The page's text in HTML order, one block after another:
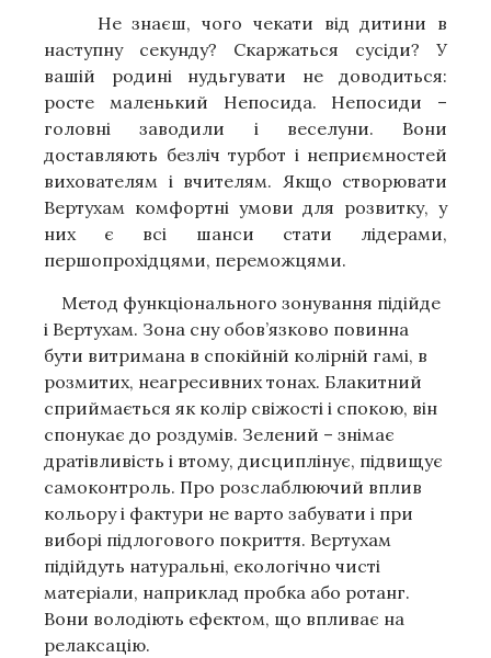
Не знаєш, чого чекати від дитини в
наступну секунду? Скаржаться сусіди? У
вашій родині нудьгувати не доводиться:
росте маленький Непосида. Непосиди –
головні заводили і веселуни. Вони
доставляють безліч турбот і неприємностей
вихователям і вчителям. Якщо створювати
Вертухам комфортні умови для розвитку, у
них є всі шанси стати лідерами,
першопрохідцями, переможцями.
Метод функціонального зонування підійде
і Вертухам. Зона сну обов’язково повинна
бути витримана в спокійній колірній гамі, в
розмитих, неагресивних тонах. Блакитний
сприймається як колір свіжості і спокою, він
спонукає до роздумів. Зелений – знімає
дратівливість і втому, дисциплінує, підвищує
самоконтроль. Про розслаблюючий вплив
кольору і фактури не варто забувати і при
виборі підлогового покриття. Вертухам
підійдуть натуральні, екологічно чисті
матеріали, наприклад пробка або ротанг.
Вони володіють ефектом, що впливає на
релаксацію.